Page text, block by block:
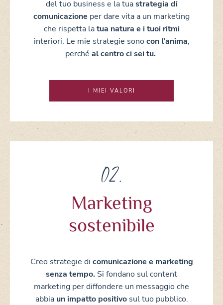
del tuo business e la tuastrategia di
comunicazione perdare vita a un marketing
che rispetta latua natura e i tuoi ritmi
interiori. Le mie strategie sono con l'anima,
perché al centro ci sei tu.
I MIEI VALORI
02.
Marketing
sostenibile
Creo strategie di comunicazione e marketing
senza tempo. Si fondano sulcontent
marketing per diffondere un messaggio che
abbia un impatto positivosul tuo pubblico.